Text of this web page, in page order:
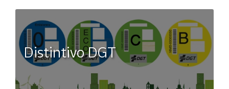
Distintivo DGT